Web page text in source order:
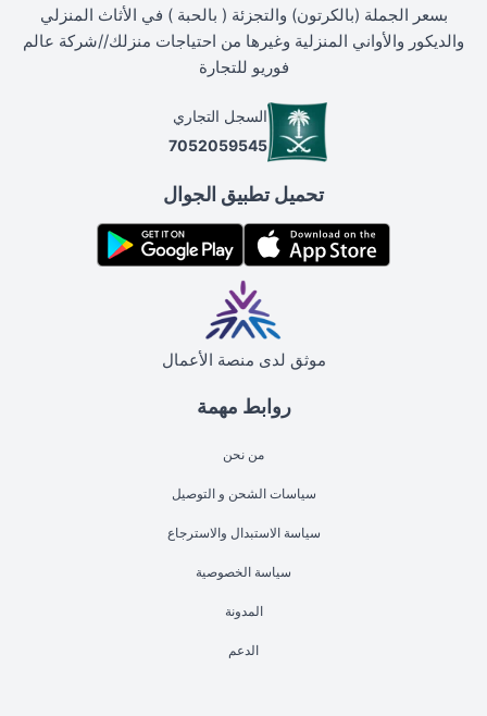
روابط مهمة
من نحن
سياسات الشحن و التوصيل
سياسة الاستبدال والاسترجاع
سياسة الخصوصية
المدونة
الدعم
بسعر الجملة (بالكرتون) والتجزئة ( بالحبة ) في الأثاث المنزلي
والديكور والأواني المنزلية وغيرها من احتياجات منزلك//شركة عالم
فوريو للتجارة
السجل التجاري
7052059545
تحميل تطبيق الجوال
موثق لدى منصة الأعمال